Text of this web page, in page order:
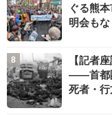
ぐる熊
明会もな
【記者
――首都
死者・行